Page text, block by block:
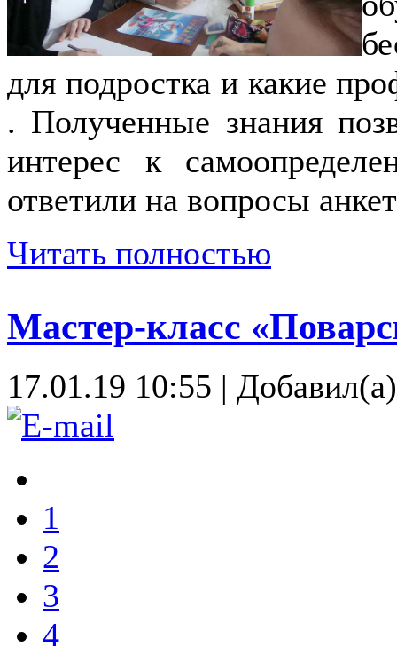
для подростка и какие
. Полученные знания
интерес к
ответили на вопросы
Читать полностью
Мастер-класс
17.01.19 10:55 |
1
2
3
4